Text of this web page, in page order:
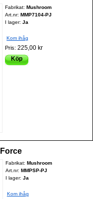
Fabrikat:Mushroom
Art.nr:MMP7104-PJ
I lager: Ja
Kom ihåg
Pris:225,00 kr
Köp
Fabrikat: Mushroom
Art.nr: MMPSP-PJ
I lager: Ja
Kom ihåg